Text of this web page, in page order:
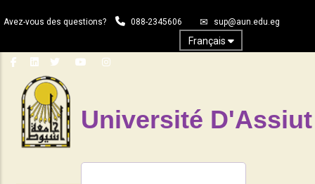
au
principal
Avez-vous des questions? 088-2345606 sup@aun.edu.eg
Français
Université D'Assiut